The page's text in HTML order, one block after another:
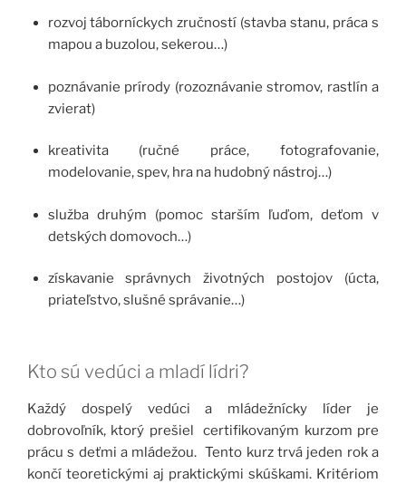
rozvoj táborníckych zručností (stavba stanu, práca s
mapou a buzolou, sekerou…)
poznávanie prírody (rozoznávanie stromov, rastlín a
zvierat)
kreativita (ručné práce, fotografovanie,
modelovanie, spev, hra na hudobný nástroj…)
služba druhým (pomoc starším ľuďom, deťom v
detských domovoch…)
získavanie správnych životných postojov (úcta,
priateľstvo, slušné správanie…)
Kto sú vedúci a mladí lídri?
Každý dospelý vedúci a mládežnícky líder je
dobrovoľník, ktorý prešiel certifikovaným kurzom pre
prácu s deťmi a mládežou. Tento kurz trvá jeden rok a
končí teoretickými aj praktickými skúškami. Kritériom